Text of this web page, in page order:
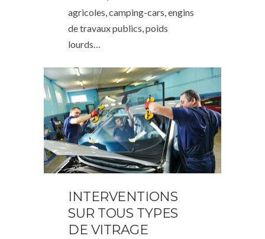
agricoles, camping-cars, engins
de travaux publics, poids
lourds…
INTERVENTIONS
SUR TOUS TYPES
DE VITRAGE